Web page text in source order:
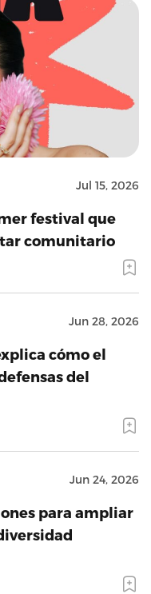
Jul 15, 2026
festival que
comunitario
Jun 28, 2026
cómo el
del
Jun 24, 2026
para ampliar